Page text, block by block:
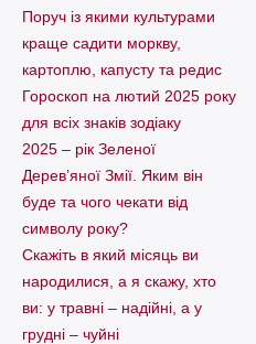
Поруч із якими культурами
краще садити моркву,
картоплю, капусту та редис
Гороскоп на лютий 2025 року
для всіх знаків зодіаку
2025 – рік Зеленої
Дерев’яної Змії. Яким він
буде та чого чекати від
символу року?
Скажіть в який місяць ви
народилися, а я скажу, хто
ви: у травні – надійні, а у
грудні – чуйні